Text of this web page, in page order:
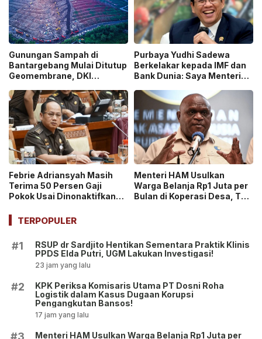
Gunungan Sampah di
Bantargebang Mulai Ditutup
Geomembrane, DKI
Sistem Open Dumping!
Purbaya Yudhi Sadewa
Berkelakar kepada IMF dan
Bank Dunia: Saya Menteri
Beruntung di Dunia!
Febrie Adriansyah Masih
Terima 50 Persen Gaji
Pokok Usai Dinonaktifkan
ASN Dihentikan!
Menteri HAM Usulkan
Warga Belanja Rp1 Juta per
Bulan di Koperasi Desa, Tuai
TERPOPULER
#1
RSUP dr Sardjito Hentikan Sementara Praktik Klinis
PPDS Elda Putri, UGM Lakukan Investigasi!
23 jam yang lalu
#2
KPK Periksa Komisaris Utama PT Dosni Roha
Logistik dalam Kasus Dugaan Korupsi
Pengangkutan Bansos!
17 jam yang lalu
Menteri HAM Usulkan Warga Belanja Rp1 Juta per